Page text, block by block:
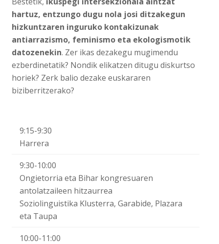
hartuz, entzungo dugu nola josi ditzakegun
hizkuntzaren inguruko kontakizunak
antiarrazismo, feminismo eta ekologismotik
datozenekin. Zer ikas dezakegu mugimendu
ezberdinetatik? Nondik elikatzen ditugu diskurtso
horiek? Zerk balio dezake euskararen
biziberritzerako?
9:15-9:30
Harrera
9:30-10:00
Ongietorria eta Bihar kongresuaren
antolatzaileen hitzaurrea
Soziolinguistika Klusterra, Garabide, Plazara
eta Taupa
10:00-11:00